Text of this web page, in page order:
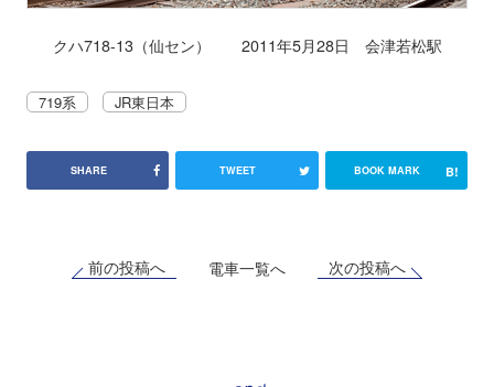
クハ718-13（仙セン） 2011年5月28日 会津若松駅
719系 JR東日本
SHARE TWEET BOOK MARK B!
前の投稿へ 電車一覧へ 次の投稿へ